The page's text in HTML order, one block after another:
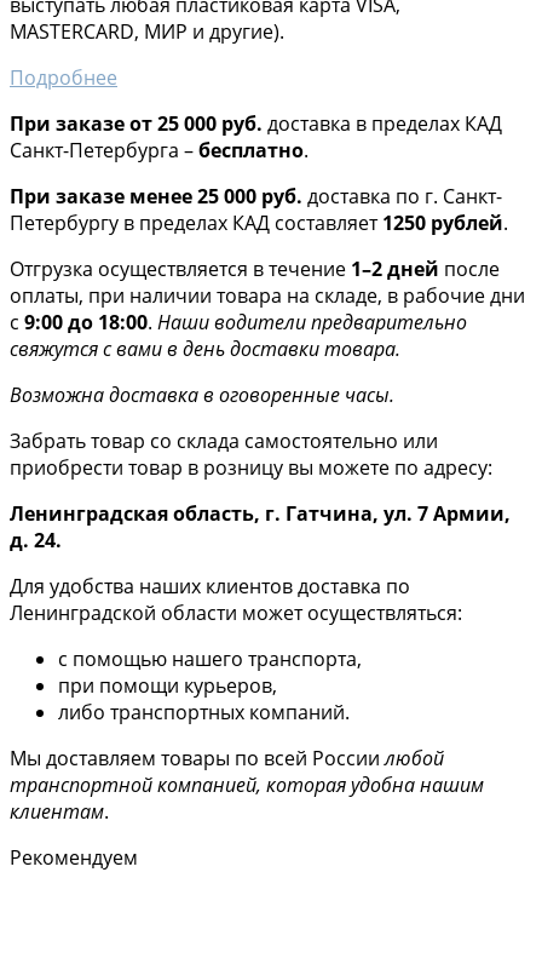
MASTERCARD, МИР и другие).
Подробнее
При заказе от 25 000 руб. доставка в пределах КАД
Санкт-Петербурга –бесплатно.
При заказе менее 25 000 руб. доставка по г. Санкт-
Петербургу в пределах КАД составляет1250 рублей.
Отгрузка осуществляется в течение 1–2 дней после
оплаты, при наличии товара на складе, в рабочие дни
с 9:00 до 18:00. Наши водители предварительно
свяжутся с вами в день доставки товара.
Возможна доставка в оговоренные часы.
Забрать товар со склада самостоятельно или
приобрести товар в розницу вы можете по адресу:
Ленинградская область, г. Гатчина, ул. 7 Армии,
д. 24.
Для удобства наших клиентов доставка по
Ленинградской области может осуществляться:
с помощью нашего транспорта,
при помощи курьеров,
либо транспортных компаний.
Мы доставляем товары по всей Россиилюбой
транспортной компанией, которая удобна нашим
клиентам.
Рекомендуем